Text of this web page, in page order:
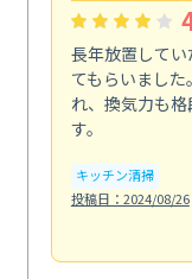
長年放置して
てもらいまし
れ、換気力も
す。
キッチン清掃
投稿日：2024/08/26